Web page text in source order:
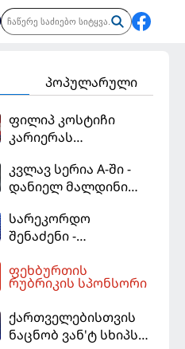
პოპულარული
ფილიპ კოსტიჩი
კარიერას
განაგრძობს
კვლავ სერია A-ში -
დანიელ მალდინი
ღირსებას დაიცავს
სარეკორდო
შენაძენი -
ლიგის მორიგ გუნდში
გადავიდა
ფეხბურთის
რუბრიკის სპონსორი
ქართველებისთვის
ნაცნობ ვან'ტ სხიპს